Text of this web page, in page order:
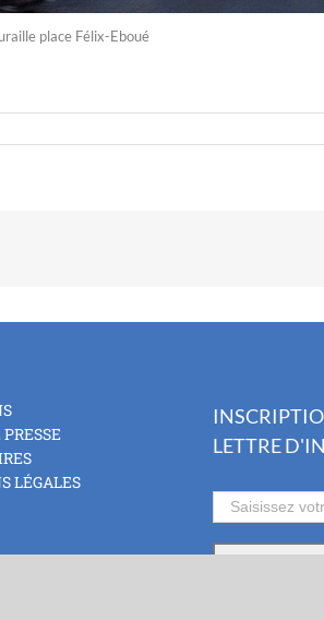
place Félix-Eboué
LÉGALES
LETTRE